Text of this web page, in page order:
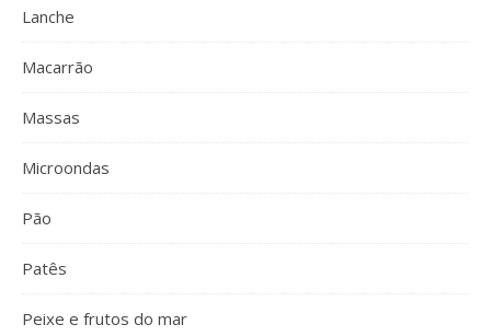
Lanche
Macarrão
Massas
Microondas
Pão
Patês
Peixe e frutos do mar